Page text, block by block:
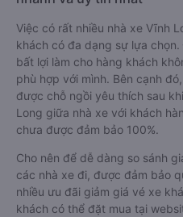
Việc có rất nhiều nhà xe Vĩnh
khách có đa dạng sự lựa
bất lợi làm cho hàng khách
phù hợp với mình. Bên cạnh
được chỗ ngồi yêu thích sau
Long giữa nhà xe với khách
chưa được đảm bảo 100%.
Cho nên để dễ dàng so sánh
các nhà xe đi, được đảm bảo
nhiều ưu đãi giảm giá vé xe
khách có thể đặt mua tại